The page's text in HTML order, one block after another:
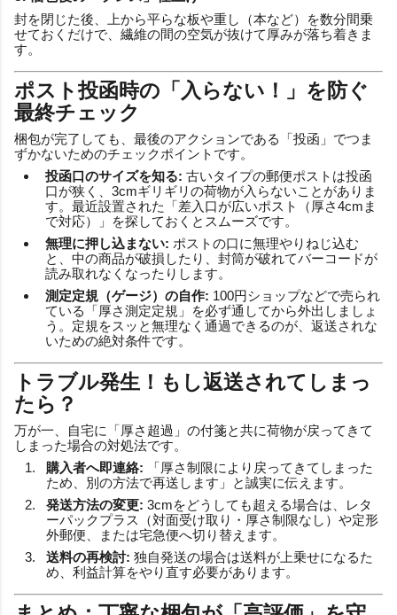
封を閉じた後、上から平らな板や重し（本など）を数分間乗
せておくだけで、繊維の間の空気が抜けて厚みが落ち着きま
す。
ポスト投函時の「入らない！」を防ぐ
最終チェック
梱包が完了しても、最後のアクションである「投函」でつま
ずかないためのチェックポイントです。
投函口のサイズを知る: 古いタイプの郵便ポストは投函
口が狭く、3cmギリギリの荷物が入らないことがありま
す。最近設置された「差入口が広いポスト（厚さ4cmま
で対応）」を探しておくとスムーズです。
無理に押し込まない: ポストの口に無理やりねじ込む
と、中の商品が破損したり、封筒が破れてバーコードが
読み取れなくなったりします。
測定定規（ゲージ）の自作: 100円ショップなどで売られ
ている「厚さ測定定規」を必ず通してから外出しましょ
う。定規をスッと無理なく通過できるのが、返送されな
いための絶対条件です。
トラブル発生！もし返送されてしまっ
たら？
万が一、自宅に「厚さ超過」の付箋と共に荷物が戻ってきて
しまった場合の対処法です。
購入者へ即連絡: 「厚さ制限により戻ってきてしまった
ため、別の方法で再送します」と誠実に伝えます。
発送方法の変更: 3cmをどうしても超える場合は、レタ
ーパックプラス（対面受け取り・厚さ制限なし）や定形
外郵便、または宅急便へ切り替えます。
送料の再検討: 独自発送の場合は送料が上乗せになるた
め、利益計算をやり直す必要があります。